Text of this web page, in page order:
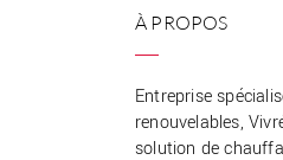
À PROPOS
Entreprise
renouvelables,
solution de